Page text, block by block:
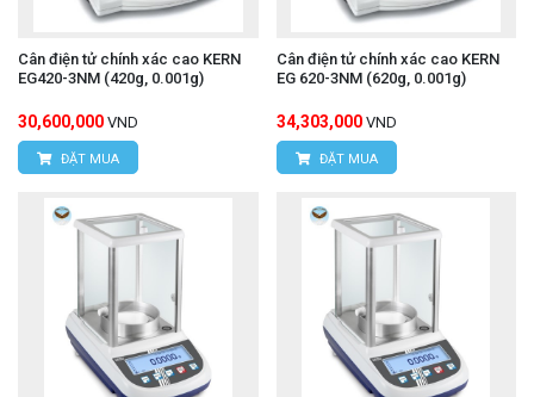
Cân điện tử chính xác cao KERN
EG420-3NM (420g, 0.001g)
30,600,000 VND
ĐẶT MUA
Cân điện tử chính xác cao KERN
EG 620-3NM (620g, 0.001g)
34,303,000 VND
ĐẶT MUA